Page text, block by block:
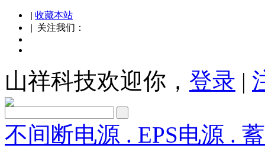
| 收藏本站
| 关注我们：
山祥科技欢迎你， 登录 |
不间断电源 . EPS电源 .